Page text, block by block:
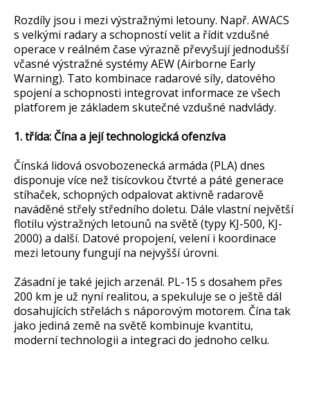
Rozdíly jsou i mezi výstražnými letouny. Např. AWACS
s velkými radary a schopností velit a řídit vzdušné
operace v reálném čase výrazně převyšují jednodušší
včasné výstražné systémy AEW (Airborne Early
Warning). Tato kombinace radarové síly, datového
spojení a schopnosti integrovat informace ze všech
platforem je základem skutečné vzdušné nadvlády.
1. třída: Čína a její technologická ofenzíva
Čínská lidová osvobozenecká armáda (PLA) dnes
disponuje více než tisícovkou čtvrté a páté generace
stíhaček, schopných odpalovat aktivně radarově
naváděné střely středního doletu. Dále vlastní největší
flotilu výstražných letounů na světě (typy KJ-500, KJ-
2000) a další. Datové propojení, velení i koordinace
mezi letouny fungují na nejvyšší úrovni.
Zásadní je také jejich arzenál. PL-15 s dosahem přes
200 km je už nyní realitou, a spekuluje se o ještě dál
dosahujících střelách s náporovým motorem. Čína tak
jako jediná země na světě kombinuje kvantitu,
moderní technologii a integraci do jednoho celku.